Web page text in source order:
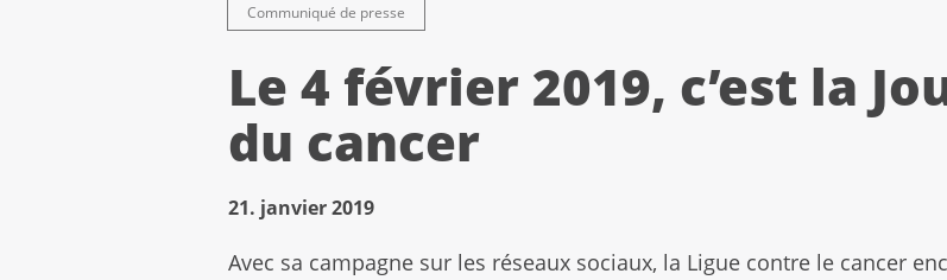
Communiqué de presse
Le 4 février 2019, c’est la
du cancer
21. janvier 2019
Avec sa campagne sur les réseaux sociaux, la Ligue contre le cancer